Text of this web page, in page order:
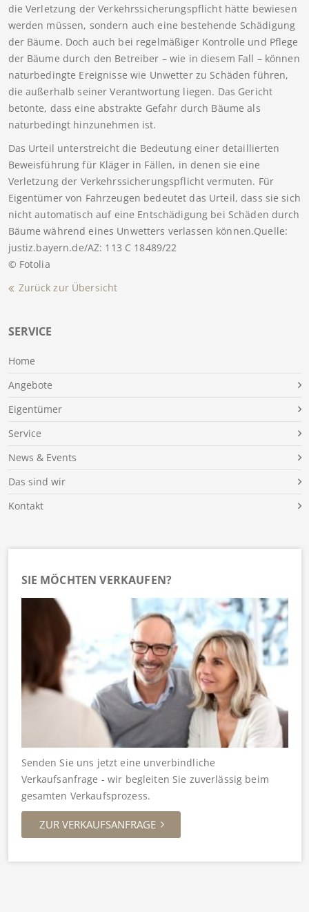
SERVICE
Home
Angebote
Eigentümer
Service
News & Events
Das sind wir
Kontakt
SIE MÖCHTEN VERKAUFEN?
Senden Sie uns jetzt eine unverbindliche
Verkaufsanfrage - wir begleiten Sie zuverlässig beim
gesamten Verkaufsprozess.
ZUR VERKAUFSANFRAGE
die Verletzung der Verkehrssicherungspflicht hätte bewiesen
werden müssen, sondern auch eine bestehende Schädigung
der Bäume. Doch auch bei regelmäßiger Kontrolle und Pflege
der Bäume durch den Betreiber – wie in diesem Fall – können
naturbedingte Ereignisse wie Unwetter zu Schäden führen,
die außerhalb seiner Verantwortung liegen. Das Gericht
betonte, dass eine abstrakte Gefahr durch Bäume als
naturbedingt hinzunehmen ist.
Das Urteil unterstreicht die Bedeutung einer detaillierten
Beweisführung für Kläger in Fällen, in denen sie eine
Verletzung der Verkehrssicherungspflicht vermuten. Für
Eigentümer von Fahrzeugen bedeutet das Urteil, dass sie sich
nicht automatisch auf eine Entschädigung bei Schäden durch
Bäume während eines Unwetters verlassen können.Quelle:
justiz.bayern.de/AZ: 113 C 18489/22
© Fotolia
Zurück zur Übersicht